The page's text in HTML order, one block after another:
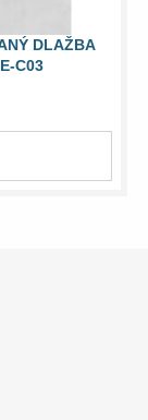
DLAŽBA
C03